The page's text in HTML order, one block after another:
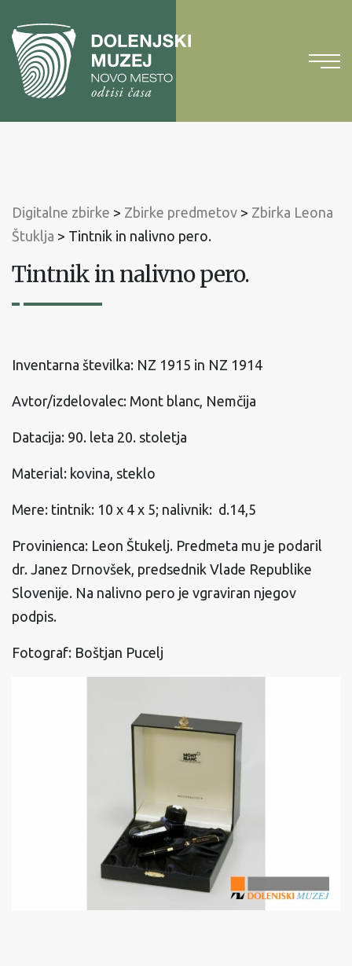
vsebinoNa
glavni
meni
Digitalne zbirke > Zbirke predmetov > Zbirka Leona
Štuklja > Tintnik in nalivno pero.
Tintnik in nalivno pero.
Inventarna številka: NZ 1915 in NZ 1914
Avtor/izdelovalec: Mont blanc, Nemčija
Datacija: 90. leta 20. stoletja
Material: kovina, steklo
Mere: tintnik: 10 x 4 x 5; nalivnik: d.14,5
Provinienca: Leon Štukelj. Predmeta mu je podaril
dr. Janez Drnovšek, predsednik Vlade Republike
Slovenije. Na nalivno pero je vgraviran njegov
podpis.
Fotograf: Boštjan Pucelj